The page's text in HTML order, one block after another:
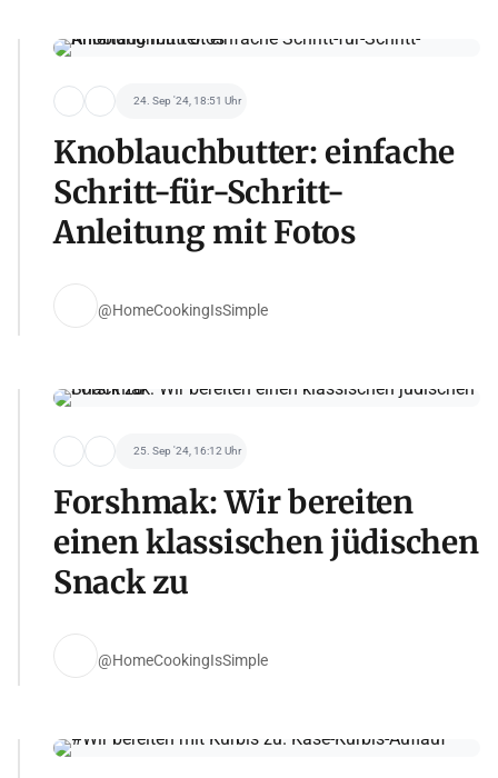
24. Sep '24, 18:51 Uhr
Knoblauchbutter: einfache
Schritt-für-Schritt-
Anleitung mit Fotos
@HomeCookingIsSimple
25. Sep '24, 16:12 Uhr
Forshmak: Wir bereiten
einen klassischen jüdischen
Snack zu
@HomeCookingIsSimple